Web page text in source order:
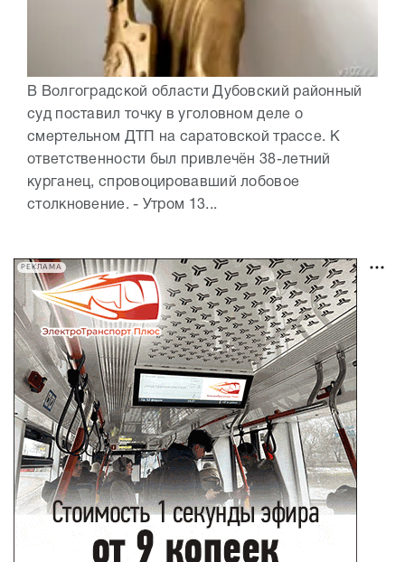
В Волгоградской области Дубовский районный
суд поставил точку в уголовном деле о
смертельном ДТП на саратовской трассе. К
ответственности был привлечён 38-летний
курганец, спровоцировавший лобовое
столкновение. - Утром 13...
РЕКЛАМА